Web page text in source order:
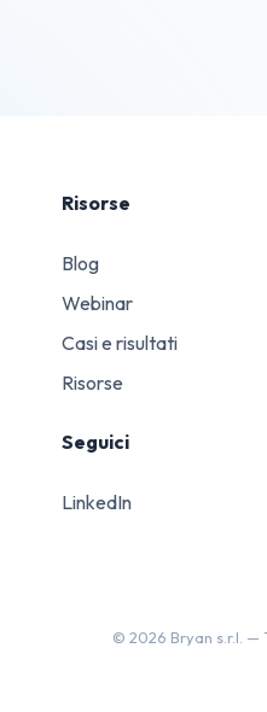
Risorse
Blog
Webinar
Casi e risultati
Risorse
Seguici
LinkedIn
© 2026 Bryan s.r.l. —